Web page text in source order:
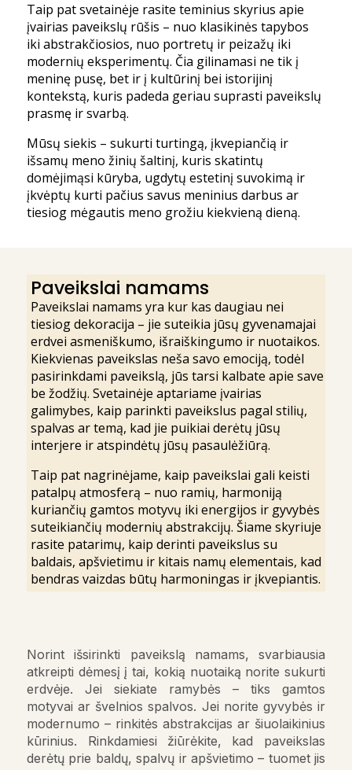
Taip pat svetainėje rasite teminius skyrius apie
įvairias paveikslų rūšis – nuo klasikinės tapybos
iki abstrakčiosios, nuo portretų ir peizažų iki
modernių eksperimentų. Čia gilinamasi ne tik į
meninę pusę, bet ir į kultūrinį bei istorijinį
kontekstą, kuris padeda geriau suprasti paveikslų
prasmę ir svarbą.
Mūsų siekis – sukurti turtingą, įkvepiančią ir
išsamų meno žinių šaltinį, kuris skatintų
domėjimąsi kūryba, ugdytų estetinį suvokimą ir
įkvėptų kurti pačius savus meninius darbus ar
tiesiog mėgautis meno grožiu kiekvieną dieną.
Paveikslai namams
Paveikslai namams yra kur kas daugiau nei
tiesiog dekoracija – jie suteikia jūsų gyvenamajai
erdvei asmeniškumo, išraiškingumo ir nuotaikos.
Kiekvienas paveikslas neša savo emociją, todėl
pasirinkdami paveikslą, jūs tarsi kalbate apie save
be žodžių. Svetainėje aptariame įvairias
galimybes, kaip parinkti paveikslus pagal stilių,
spalvas ar temą, kad jie puikiai derėtų jūsų
interjere ir atspindėtų jūsų pasaulėžiūrą.
Taip pat nagrinėjame, kaip paveikslai gali keisti
patalpų atmosferą – nuo ramių, harmoniją
kuriančių gamtos motyvų iki energijos ir gyvybės
suteikiančių modernių abstrakcijų. Šiame skyriuje
rasite patarimų, kaip derinti paveikslus su
baldais, apšvietimu ir kitais namų elementais, kad
bendras vaizdas būtų harmoningas ir įkvepiantis.
Norint išsirinkti paveikslą namams, svarbiausia
atkreipti dėmesį į tai, kokią nuotaiką norite sukurti
erdvėje. Jei siekiate ramybės – tiks gamtos
motyvai ar švelnios spalvos. Jei norite gyvybės ir
modernumo – rinkitės abstrakcijas ar šiuolaikinius
kūrinius. Rinkdamiesi žiūrėkite, kad paveikslas
derėtų prie baldų, spalvų ir apšvietimo – tuomet jis